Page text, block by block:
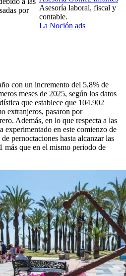
Asesoría laboral, fiscal y
contable.
La Noción ads
por
con un incremento del 5,8% de
meses de 2025, según los datos
que establece que 104.902
extranjeros, pasaron por
Además, en lo que respecta a las
experimentado en este comienzo de
pernoctaciones hasta alcanzar las
más que en el mismo periodo de